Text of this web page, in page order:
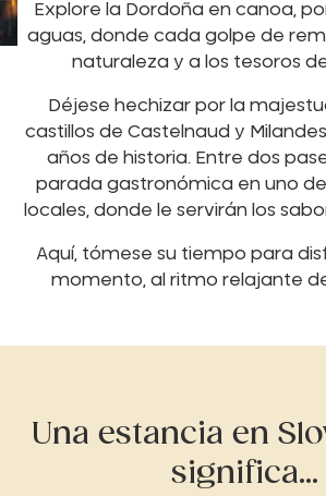
Explore la Dordoña en canoa,
aguas, donde cada golpe de
naturaleza y a los tesoros
Déjese hechizar por la
castillos de Castelnaud y
años de historia. Entre dos
parada gastronómica en uno
locales, donde le servirán los
Aquí, tómese su tiempo para
momento, al ritmo relajante
Una estancia en
significa...